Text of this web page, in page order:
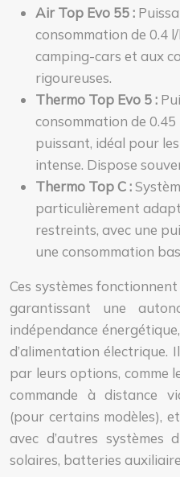
Air Top Evo 55 :
consommation de 0.4
camping-cars et aux
rigoureuses.
Thermo Top Evo 5 :
consommation de
puissant, idéal pour
intense. Dispose
Thermo Top C :
particulièrement
restreints, avec une
une consommation
Ces systèmes
garantissant une
indépendance
d’alimentation électrique.
par leurs options, comme
commande à distance
(pour certains modèles),
avec d’autres systèmes
solaires, batteries